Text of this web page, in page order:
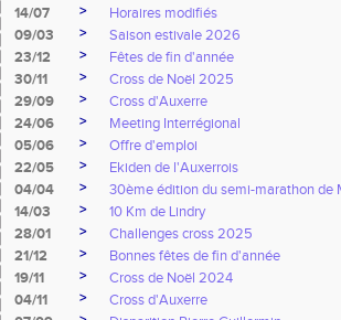
14/07 >
Horaires modifiés
09/03
>
Saison estivale 2026
23/12
>
Fêtes de fin d'année
30/11
>
Cross de Noël 2025
29/09
>
Cross d'Auxerre
24/06
>
Meeting Interrégional
05/06
>
Offre d'emploi
22/05
>
Ekiden de l'Auxerrois
04/04
>
30ème édition du semi-marathon de
14/03
>
10 Km de Lindry
28/01
>
Challenges cross 2025
21/12
>
Bonnes fêtes de fin d'année
19/11
>
Cross de Noël 2024
04/11
>
Cross d'Auxerre